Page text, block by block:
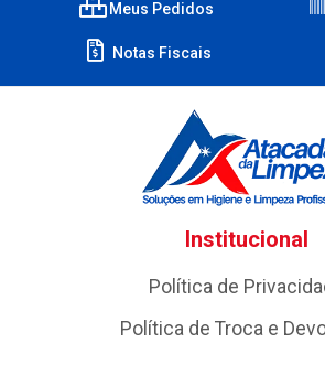
Meus Pedidos
Notas Fiscais
Institucional
Política de
Política de Troca e